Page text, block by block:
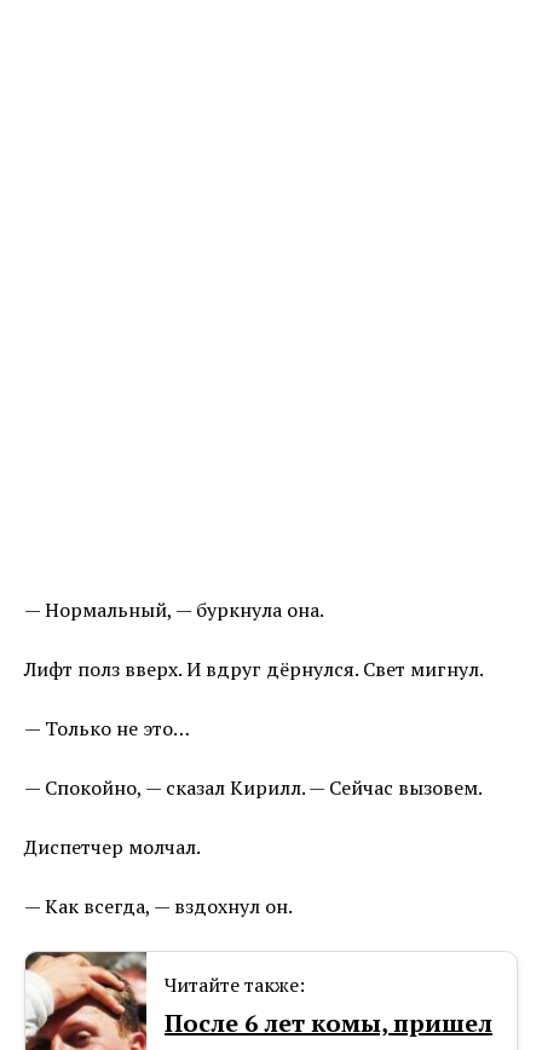
— Нормальный, — буркнула она.
Лифт полз вверх. И вдруг дёрнулся. Свет мигнул.
— Только не это…
— Спокойно, — сказал Кирилл. — Сейчас вызовем.
Диспетчер молчал.
— Как всегда, — вздохнул он.
Читайте также:
После 6 лет комы, пришел